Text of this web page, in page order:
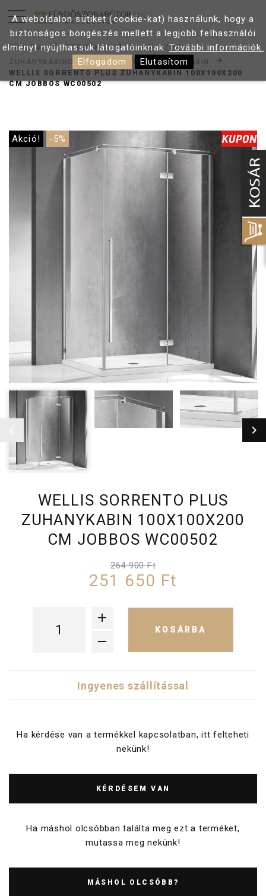
FŐOLDAL TERMÉKEK
ZUHANYZÓK
ZUHANYKABINOK
SZÖGLETES ZUHANYKABIN
WELLIS SORRENTO PLUS ZUHANYKABIN 100X100X200
CM JOBBOS WC00502
Akció! -5%
WELLIS SORRENTO PLUS
ZUHANYKABIN 100X100X200
CM JOBBOS WC00502
264 900 Ft
251 650 Ft
KOSÁRBA
Ingyenes szállítással
Ha kérdése van a termékkel kapcsolatban, itt felteheti
nekünk!
KÉRDÉSEM VAN
Ha máshol olcsóbban találta meg ezt a terméket,
mutassa meg nekünk!
MÁSHOL OLCSÓBB?
A weboldalon sütiket (cookie-kat) használunk, hogy a
biztonságos böngészés mellett a legjobb felhasználói
élményt nyújthassuk látogatóinknak.További információk.
Elfogadom
Elutasítom